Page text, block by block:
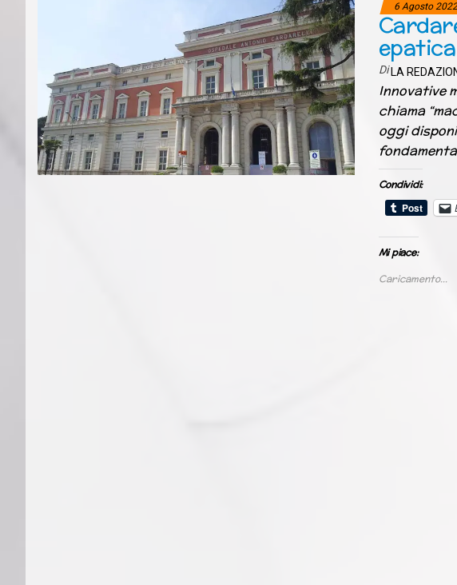
6 Agosto 2022
Di LA
Innovative
chiama
oggi
Condividi:
Mi piace:
Caricamento...